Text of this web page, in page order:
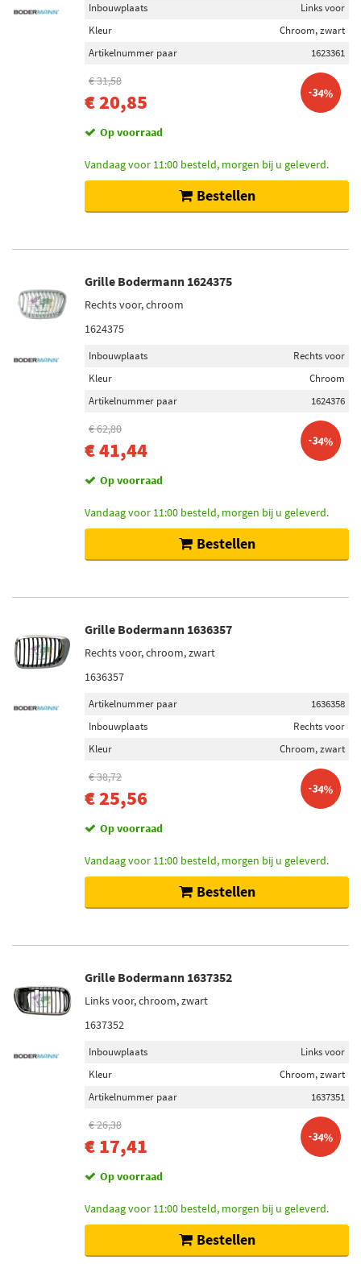
Inbouwplaats
Links voor
Kleur
Chroom, zwart
Artikelnummer paar
1623361
€ 31,58
€ 20,85 -34%
Op voorraad
Vandaag voor 11:00 besteld, morgen bij u geleverd.
Bestellen
Grille Bodermann 1624375
Rechts voor, chroom
1624375
Inbouwplaats
Rechts voor
Kleur
Chroom
Artikelnummer paar
1624376
€ 62,80
€ 41,44 -34%
Op voorraad
Vandaag voor 11:00 besteld, morgen bij u geleverd.
Bestellen
Grille Bodermann 1636357
Rechts voor, chroom, zwart
1636357
Artikelnummer paar
1636358
Inbouwplaats
Rechts voor
Kleur
Chroom, zwart
€ 38,72
€ 25,56 -34%
Op voorraad
Vandaag voor 11:00 besteld, morgen bij u geleverd.
Bestellen
Grille Bodermann 1637352
Links voor, chroom, zwart
1637352
Inbouwplaats
Links voor
Kleur
Chroom, zwart
Artikelnummer paar
1637351
€ 26,38
€ 17,41 -34%
Op voorraad
Vandaag voor 11:00 besteld, morgen bij u geleverd.
Bestellen